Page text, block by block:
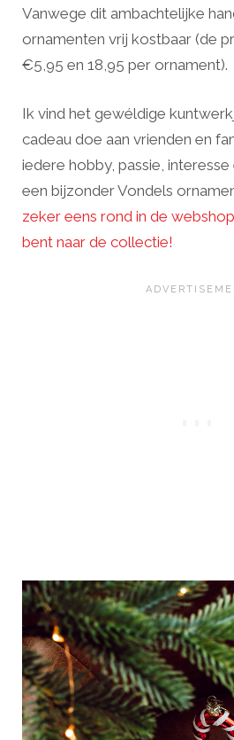
Vanwege dit ambachtelijke
ornamenten vrij kostbaar (de
€5,95 en 18,95 per ornament).
Ik vind het gewéldige
cadeau doe aan vrienden en
iedere hobby, passie,
een bijzonder Vondels
zeker eens rond in de
bent naar de collectie!